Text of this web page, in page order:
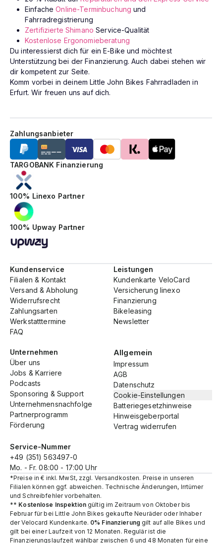
EinfacheOnline-Terminbuchung und
Fahrradregistrierung
Zertifizierte Shimano Service-Qualität
Kostenlose Ergonomieberatung
Du interessierst dich für ein E-Bike und möchtest
Unterstützung bei der Finanzierung. Auch dabei stehen wir
dir kompetent zur Seite.
Komm vorbei in deinem Little John Bikes Fahrradladen in
Erfurt. Wir freuen uns auf dich.
100% Upway Partner
100% Linexo Partner
TARGOBANK Finanzierung
Zahlungsanbieter
Service-Nummer
+49 (351) 563497-0
Mo. - Fr. 08:00 - 17:00 Uhr
Kundenservice
Filialen & Kontakt
Versand & Abholung
Widerrufsrecht
Zahlungsarten
Werkstatttermine
FAQ
Leistungen
Kundenkarte VeloCard
Versicherung linexo
Finanzierung
Bikeleasing
Newsletter
Unternehmen
Über uns
Jobs & Karriere
Podcasts
Sponsoring & Support
Unternehmensnachfolge
Partnerprogramm
Förderung
Allgemein
Impressum
AGB
Datenschutz
Cookie-Einstellungen
Batteriegesetzhinweise
Hinweisgeberportal
Vertrag widerrufen
*Preise in € inkl. MwSt, zzgl. Versandkosten. Preise in unseren
Filialen können ggf. abweichen. Technische Änderungen, Irrtümer
und Schreibfehler vorbehalten.
** Kostenlose Inspektiongültig im Zeitraum von Oktober bis
Februar für bei Little John Bikes gekaufte Neuräder oder Inhaber
der Velocard Kundenkarte. 0% Finanzierung gilt auf alle Bikes und
gilt bei einer Laufzeit von 12 Monaten. Regulär ist die
Finanzierungslaufzeit wählbar zwischen 6 und 48 Monaten für eine